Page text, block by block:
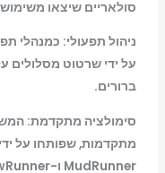
סולאריים שיצאו
ניהול תפעולי: כמנהלי
על ידי שרטוט מסלולים
ברורים.
סימולציה מתקדמת:
MudRunner ו-SnowRunner.